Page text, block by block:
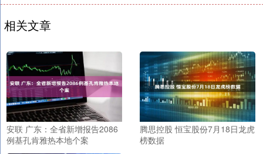
相关文章
安联 广东：全省新增报告2086
例基孔肯雅热本地个案
腾思控股 恒宝股份7月18日龙虎
榜数据